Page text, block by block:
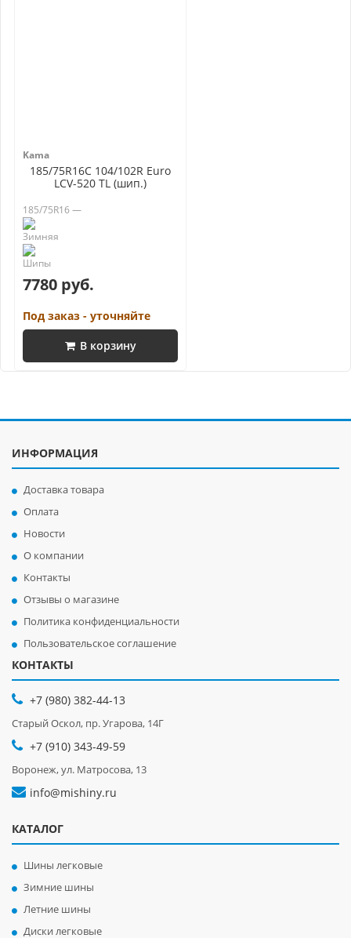
Kama
185/75R16C 104/102R Euro
LCV-520 TL (шип.)
185/75R16 —
7780 руб.
Под заказ - уточняйте
В корзину
ИНФОРМАЦИЯ
Доставка товара
Оплата
Новости
О компании
Контакты
Отзывы о магазине
Политика конфиденциальности
Пользовательское соглашение
КОНТАКТЫ
+7 (980) 382-44-13
Старый Оскол, пр. Угарова, 14Г
+7 (910) 343-49-59
Воронеж, ул. Матросова, 13
info@mishiny.ru
КАТАЛОГ
Шины легковые
Зимние шины
Летние шины
Диски легковые